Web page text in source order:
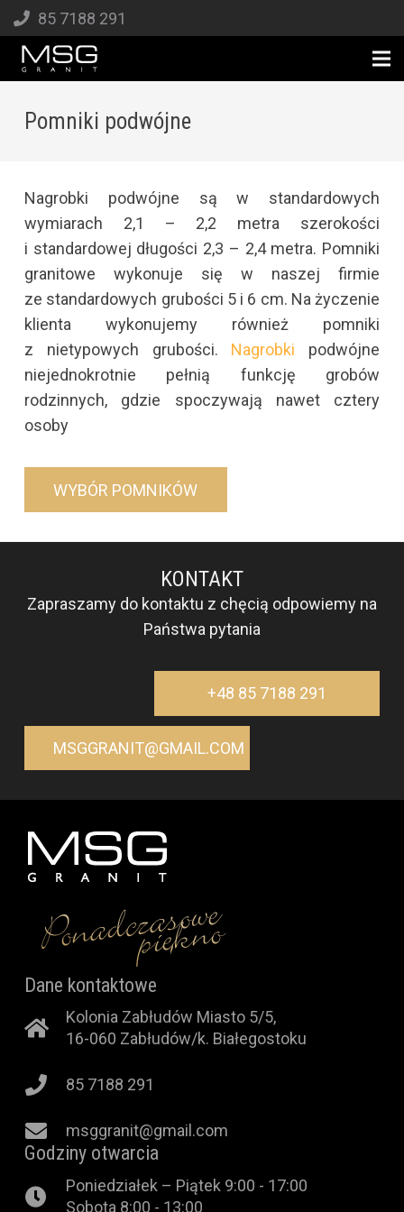
85 7188 291
Pomniki podwójne
Nagrobki podwójne są w standardowych
wymiarach 2,1 – 2,2 metra szerokości
i standardowej długości 2,3 – 2,4 metra. Pomniki
granitowe wykonuje się w naszej firmie
ze standardowych grubości 5 i 6 cm. Na życzenie
klienta wykonujemy również pomniki
z nietypowych grubości. Nagrobki podwójne
niejednokrotnie pełnią funkcję grobów
rodzinnych, gdzie spoczywają nawet cztery
osoby
WYBÓR POMNIKÓW
KONTAKT
Zapraszamy do kontaktu z chęcią odpowiemy na
Państwa pytania
+48 85 7188 291
MSGGRANIT@GMAIL.COM
Dane kontaktowe
Kolonia Zabłudów Miasto 5/5,
16-060 Zabłudów/k. Białegostoku
85 7188 291
msggranit@gmail.com
Godziny otwarcia
Poniedziałek – Piątek 9:00 - 17:00
Sobota 8:00 - 13:00